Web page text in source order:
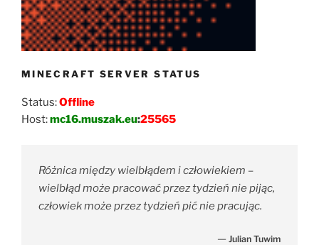
MINECRAFT SERVER STATUS
Status:Offline
Host:mc16.muszak.eu:25565
Różnica między wielbłądem i człowiekiem –
wielbłąd może pracować przez tydzień nie pijąc,
człowiek może przez tydzień pić nie pracując.
— Julian Tuwim